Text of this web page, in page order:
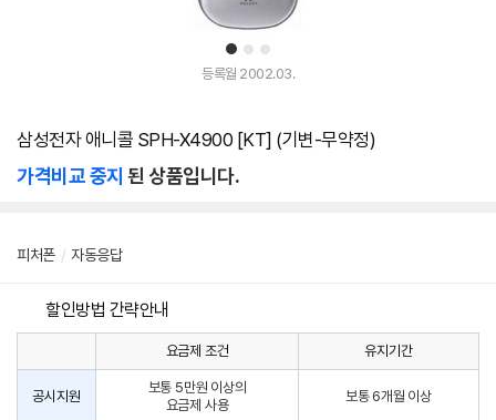
1 2 3
등록월 2002.03.
삼성전자 애니콜 SPH-X4900 [KT] (기변-무약정)
가격비교 중지 된 상품입니다.
피처폰 / 자동응답
할인방법 간략안내
사
요금제 조건 유지기간
공시지원
보통 5만원 이상의
요금제 사용
보통 6개월 이상